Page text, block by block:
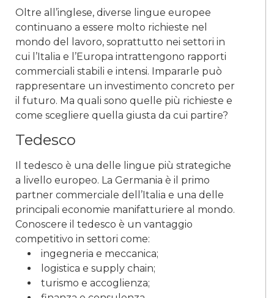
Oltre all’inglese, diverse lingue europee
continuano a essere molto richieste nel
mondo del lavoro, soprattutto nei settori in
cui l’Italia e l’Europa intrattengono rapporti
commerciali stabili e intensi. Impararle può
rappresentare un investimento concreto per
il futuro. Ma quali sono quelle più richieste e
come scegliere quella giusta da cui partire?
Tedesco
Il tedesco è una delle lingue più strategiche
a livello europeo. La Germania è il primo
partner commerciale dell’Italia e una delle
principali economie manifatturiere al mondo.
Conoscere il tedesco è un vantaggio
competitivo in settori come:
ingegneria e meccanica;
logistica e supply chain;
turismo e accoglienza;